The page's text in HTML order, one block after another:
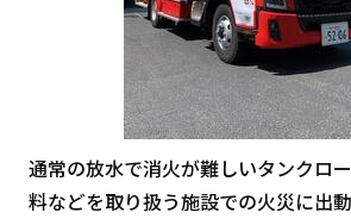
通常の放水で消火が難しいタンクロ
料などを取り扱う施設での火災に出